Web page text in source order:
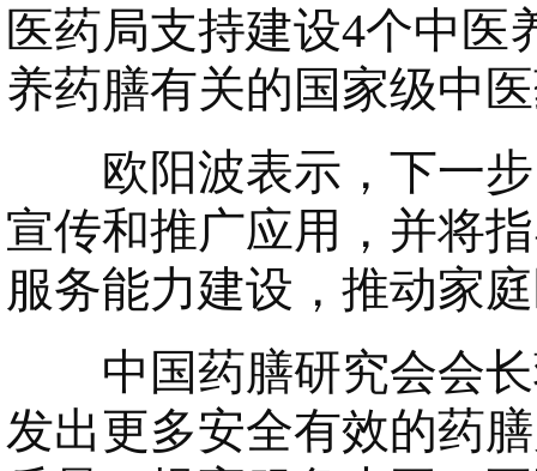
医药局支持建设4个中
养药膳有关的国家级中
欧阳波表示，下一步
宣传和推广应用，并将
服务能力建设，推动家
中国药膳研究会会长
发出更多安全有效的药